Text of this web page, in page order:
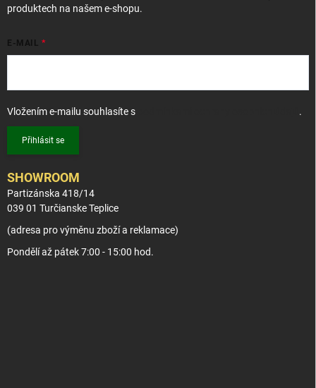
produktech na našem e-shopu.
E-MAIL
Vložením e-mailu souhlasíte s .
Přihlásit se
SHOWROOM
Partizánska 418/14
039 01 Turčianske Teplice
(adresa pro výměnu zboží a reklamace)
Pondělí až pátek 7:00 - 15:00 hod.